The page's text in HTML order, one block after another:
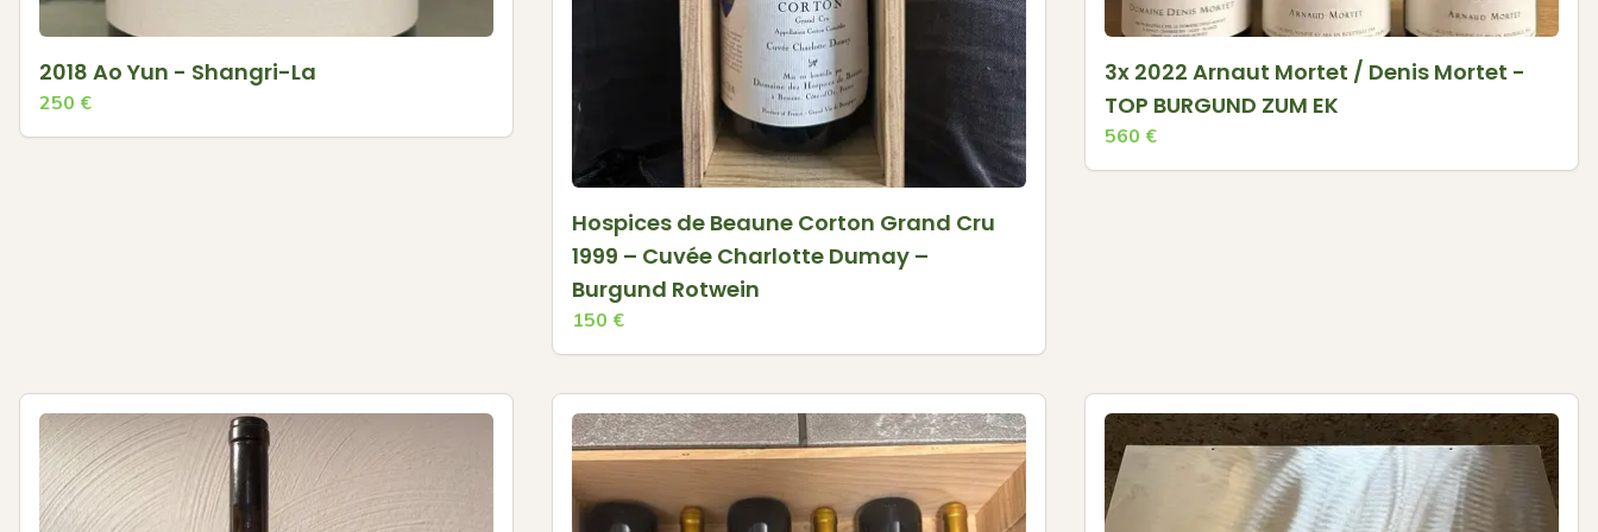
2018 Ao Yun - Shangri-La
250 €
Hospices de Beaune Corton Grand Cru
1999 – Cuvée Charlotte Dumay –
Burgund Rotwein
150 €
3x 2022 Arnaut Mortet / Denis Mortet -
TOP BURGUND ZUM EK
560 €